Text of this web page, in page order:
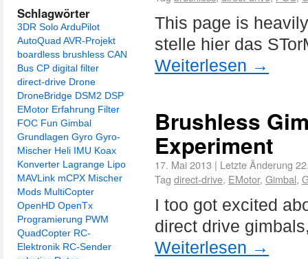
This page is
stelle hier das
Weiterlesen →
Brushless
Experiment
17. Mai 2013 | Letzte Änderung
Tag direct-drive, EMotor, Gimbal,
I too got excited
direct drive
Weiterlesen →
Schlagwörter
3DR SoloArduPilot
AutoQuad AVR-Projekt
boardless brushless CAN
Bus CP digital filter
direct-drive Drone
DroneBridge DSM2 DSP
EMotor Erfahrung Filter
FOC Fun Gimbal
Grundlagen Gyro Gyro-
Mischer Heli IMU Koax
Konverter Lagrange Lipo
MAVLink mCPX Mischer
Mods MultiCopter
OpenHD OpenTx
Programierung PWM
QuadCopter RC-
Elektronik RC-Sender